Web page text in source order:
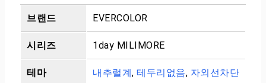
브랜드 EVERCOLOR
시리즈 1day MILIMORE
테마 내추럴계, 테두리없음, 자외선차단